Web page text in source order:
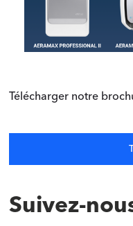
Télécharger notre
Suivez-